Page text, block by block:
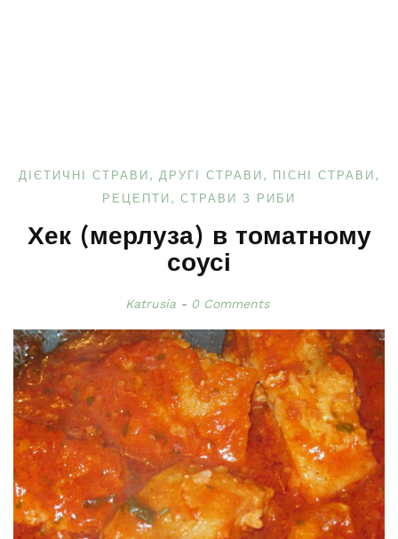
ДІЄТИЧНІ СТРАВИ ДРУГІ СТРАВИ
ПІСНІ СТРАВИ
РЕЦЕПТИ
СТРАВИ З РИБИ
Хек (мерлуза) в томатному
соусі
Katrusia 0 Comments